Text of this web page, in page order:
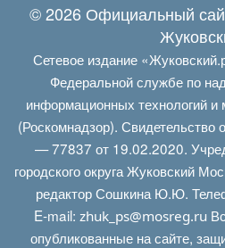
© 2026 Официальный
Сетевое издание
Федеральной службе по
информационных технологий
(Роскомнадзор).
— 77837 от 19.02.2020.
городского округа Жуковский
редактор Сошкина Ю.Ю.
E‑mail: zhuk_ps@mosreg.ru
опубликованные на сайте,